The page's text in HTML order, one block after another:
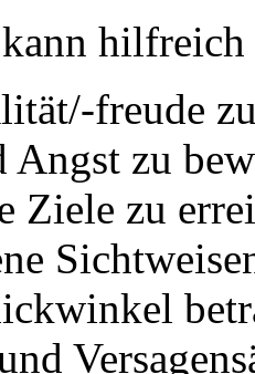
hilfreich
freude
Angst zu
Ziele zu